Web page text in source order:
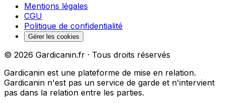
Mentions légales
CGU
Politique de confidentialité
Gérer les cookies
© 2026 Gardicanin.fr · Tous droits réservés
Gardicanin est une plateforme de mise en relation.
Gardicanin n'est pas un service de garde et n'intervient
pas dans la relation entre les parties.